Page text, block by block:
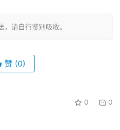
请自行鉴别吸收。
赞 (0)
0 0